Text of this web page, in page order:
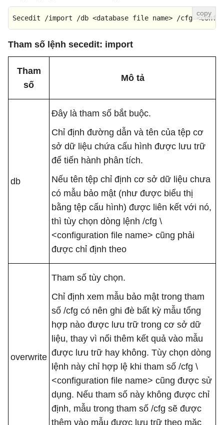
Secedit /import /db <database file name> /cfg
Tham số lệnh secedit: import
Tham
số
Mô tả
db
Đây là tham số bắt buộc.
Chỉ định đường dẫn và tên của tệp cơ
sở dữ liệu chứa cấu hình được lưu trữ
để tiến hành phân tích.
Nếu tên tệp chỉ định cơ sở dữ liệu chưa
có mẫu bảo mật (như được biểu thị
bằng tệp cấu hình) được liên kết với nó,
thì tùy chọn dòng lệnh /cfg \
<configuration file name> cũng phải
được chỉ định theo
overwrite
Tham số tùy chọn.
Chỉ định xem mẫu bảo mật trong tham
số /cfg có nên ghi đè bất kỳ mẫu tổng
hợp nào được lưu trữ trong cơ sở dữ
liệu, thay vì nối thêm kết quả vào mẫu
được lưu trữ hay không. Tùy chọn dòng
lệnh này chỉ hợp lệ khi tham số /cfg \
<configuration file name> cũng được sử
dụng. Nếu tham số này không được chỉ
định, mẫu trong tham số /cfg sẽ được
thêm vào mẫu được lưu trữ theo mặc